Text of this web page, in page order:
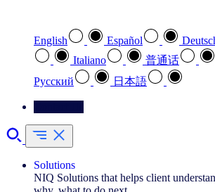
English Español
Italiano
普通话
Pусский
日本語
Solutions
NIQ Solutions that helps client